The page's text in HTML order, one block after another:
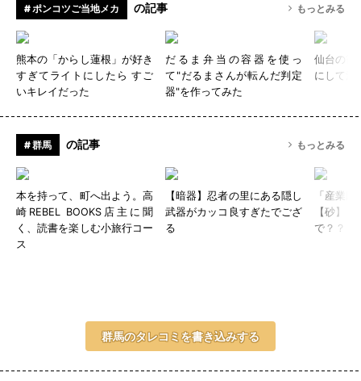
# ポンコツご当地メカ の記事 もっとみる
熊本の「からし蓮根」が好き
すぎてライトにしたら すご
いキレイだった
だるま弁当の容器を使っ
て"だるまさんが転んだ判定
器"を作ってみた
仙台の笹
にして滑
# 群馬 の記事 もっとみる
本を持って、町へ出よう。高
崎REBEL BOOKS店主に聞
く、読書を楽しむ小旅行コー
ス
【暗器】忍者の里にある隠し
武器がカッコ良すぎたでござ
る
「産業
【砂】
で？？
群馬のタレコミを書き込みする